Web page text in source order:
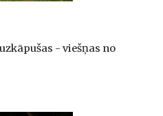
- viešņas no